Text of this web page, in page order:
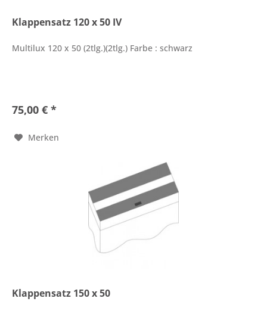
Klappensatz 120 x 50 IV
Multilux 120 x 50 (2tlg.)(2tlg.) Farbe : schwarz
75,00 € *
Merken
Klappensatz 150 x 50